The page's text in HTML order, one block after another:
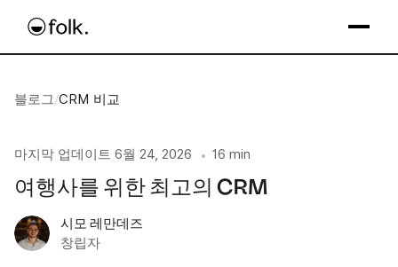
블로그/CRM 비교
마지막 업데이트 6월 24, 2026 • 16 min
여행사를 위한 최고의 CRM
시모 레만데즈
창립자